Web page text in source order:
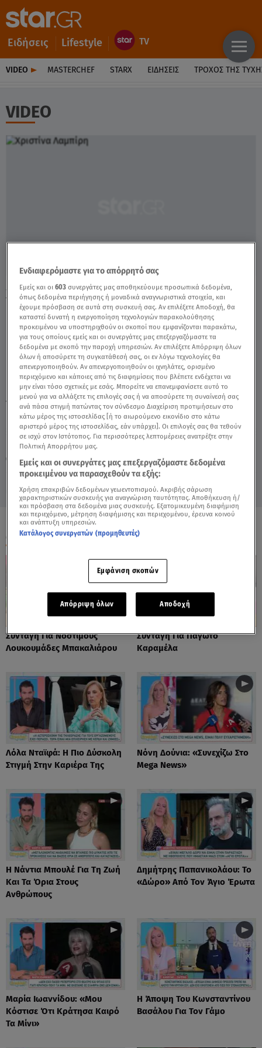
Ειδήσεις Lifestyle
VIDEO MASTERCHEF STARX ΕΙΔΉΣΕΙΣ ΤΡΟΧΌΣ ΤΗΣ
VIDEO
Παρασκευή 7 Αυγούστου 2026
04.06.24, 11:55
Χριστίνα Λαμπίρη: «Έπρεπε Να Φύγω
Νωρίτερα Από Την ΤV!» - Video
TAGS: ΧΡΙΣΤΙΝΑ ΛΑΜΠΙΡΗ BREAKFAST@STAR
ΟΛΑ ΤΑ ΒΙΝΤΕΟ
Συνταγή Για Νόστιμους
Λουκουμάδες Μπακαλιάρου
Συνταγή Για Παγωτό
Καραμέλα
Λόλα Νταϊφά: Η Πιο Δύσκολη
Στιγμή Στην Καριέρα Της
Νόνη Δούνια: «Συνεχίζω Στο
Mega News»
Η Νάντια Μπουλέ Για Τη Ζωή
Και Τα Όρια Στους
Ανθρώπους
Δημήτρης Παπανικολάου: Το
«Δώρο» Από Τον Άγιο Έρωτα
Μαρία Ιωαννίδου: «Μου
Κόστισε Ότι Κράτησα Καιρό
Τα Μίνι»
Η Άποψη Του Κωνσταντίνου
Βασάλου Για Τον Γάμο
Ενδιαφερόμαστε για το απόρρητό σας
Εμείς και οι603 συνεργάτες μας αποθηκεύουμε προσωπικά δεδομένα,
όπως δεδομένα περιήγησης ή μοναδικά αναγνωριστικά στοιχεία, και
έχουμε πρόσβαση σε αυτά στη συσκευή σας. Αν επιλέξετε Αποδοχή, θα
καταστεί δυνατή η ενεργοποίηση τεχνολογιών παρακολούθησης
προκειμένου να υποστηριχθούν οι σκοποί που εμφανίζονται παρακάτω,
για τους οποίους εμείς και οι συνεργάτες μας επεξεργαζόμαστε τα
δεδομένα με σκοπό την παροχή υπηρεσιών. Αν επιλέξετε Απόρριψη όλων
όλων ή αποσύρετε τη συγκατάθεσή σας, οι εν λόγω τεχνολογίες θα
απενεργοποιηθούν. Αν απενεργοποιηθούν οι ιχνηλάτες, ορισμένο
περιεχόμενο και κάποιες από τις διαφημίσεις που βλέπετε ενδέχεται να
μην είναι τόσο σχετικές με εσάς. Μπορείτε να επανεμφανίσετε αυτό το
μενού για να αλλάξετε τις επιλογές σας ή να αποσύρετε τη συναίνεσή σας
ανά πάσα στιγμή πατώντας τον σύνδεσμο Διαχείριση προτιμήσεων στο
κάτω μέρος της ιστοσελίδας [ή το αιωρούμενο εικονίδιο στο κάτω
αριστερό μέρος της ιστοσελίδας, εάν υπάρχει]. Οι επιλογές σας θα τεθούν
σε ισχύ στον Ιστότοπος. Για περισσότερες λεπτομέρειες ανατρέξτε στην
Πολιτική Απορρήτου μας.
Εμείς και οι συνεργάτες μας επεξεργαζόμαστε δεδομένα
προκειμένου να παρασχεθούν τα εξής:
Χρήση επακριβών δεδομένων γεωεντοπισμού. Ακριβής σάρωση
χαρακτηριστικών συσκευής για αναγνώριση ταυτότητας. Αποθήκευση ή/
και πρόσβαση στα δεδομένα μιας συσκευής. Εξατομικευμένη διαφήμιση
και περιεχόμενο, μέτρηση διαφήμισης και περιεχομένου, έρευνα κοινού
και ανάπτυξη υπηρεσιών.
Κατάλογος συνεργατών (προμηθευτές)
Εμφάνιση σκοπών
Απόρριψη όλων Αποδοχή